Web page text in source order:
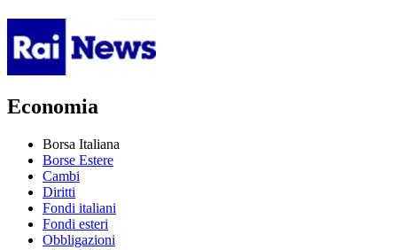
Economia
Borsa Italiana
Borse Estere
Cambi
Diritti
Fondi italiani
Fondi esteri
Obbligazioni